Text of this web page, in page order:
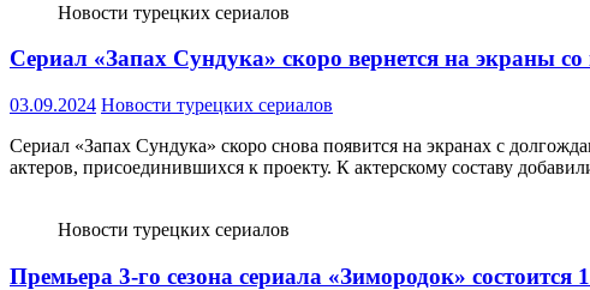
Новости турецких сериалов
Сериал «Запах Сундука» скоро вернется на экраны
03.09.2024 Новости турецких сериалов
Сериал «Запах Сундука» скоро снова появится на экранах с
актеров, присоединившихся к проекту. К актерскому составу
Новости турецких сериалов
Премьера 3-го сезона сериала «Зимородок» состоится